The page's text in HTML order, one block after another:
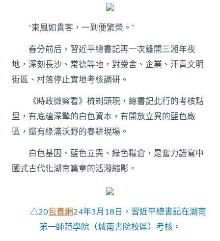
養
驗
看
丨
多
彩
三
湘
行〉
中
“東風如貴客，一到便繁榮。”
春分前后，習近平總書記再一次離開三湘年夜
地，深刻長沙、常德等地，對黌舍、企業、汗青文明
街區、村落停止實地考核調研。
《時政微察看》梳剃頭現，總書記此行的考核點
里，有底蘊深摯的白色資本，有開放立異的藍色廠
區，還有綠滿沃野的春耕現場。
白色基因、藍色立異、綠色糧倉，是奮力譜寫中
國式古代化湖南篇章的活潑縮影。
△20包養網24年3月18日，習近平總書記在湖南
第一師范學院（城南書院校區）考核。